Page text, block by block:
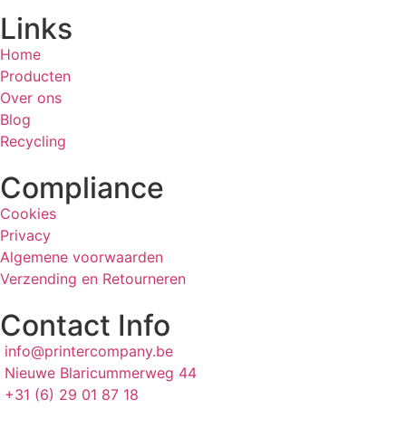
Links
Home
Producten
Over ons
Blog
Recycling
Compliance
Cookies
Privacy
Algemene voorwaarden
Verzending en Retourneren
Contact Info
info@printercompany.be
Nieuwe Blaricummerweg 44
+31 (6) 29 01 87 18